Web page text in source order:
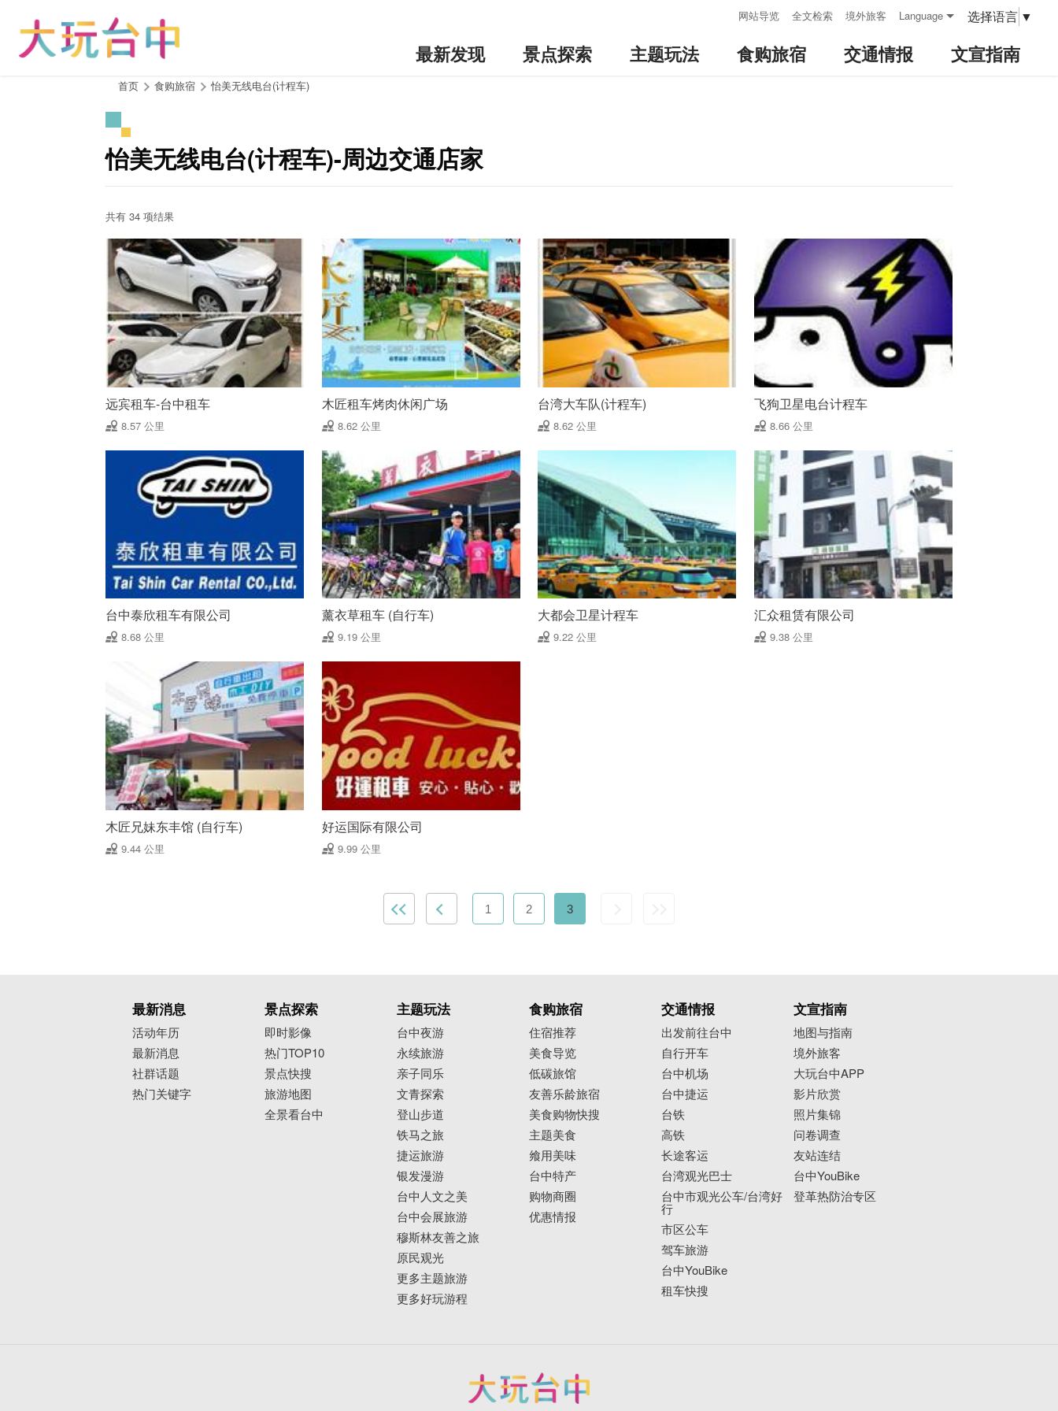
网站导览 全文检索 境外旅客 Language 选择语言 ▼
最新发现 景点探索 主题玩法 食购旅宿 交通情报 文宣指南
首页 食购旅宿 怡美无线电台(计程车)
怡美无线电台(计程车)-周边交通店家
共有 34 项结果
远宾租车-台中租车
8.57 公里
木匠租车烤肉休闲广场
8.62 公里
台湾大车队(计程车)
8.62 公里
飞狗卫星电台计程车
8.66 公里
台中泰欣租车有限公司
8.68 公里
薰衣草租车 (自行车)
9.19 公里
大都会卫星计程车
9.22 公里
汇众租赁有限公司
9.38 公里
木匠兄妹东丰馆 (自行车)
9.44 公里
好运国际有限公司
9.99 公里
1 2 3
最新消息
活动年历
最新消息
社群话题
热门关键字
景点探索
即时影像
热门TOP10
景点快搜
旅游地图
全景看台中
主题玩法
台中夜游
永续旅游
亲子同乐
文青探索
登山步道
铁马之旅
捷运旅游
银发漫游
台中人文之美
台中会展旅游
穆斯林友善之旅
原民观光
更多主题旅游
更多好玩游程
食购旅宿
住宿推荐
美食导览
低碳旅馆
友善乐龄旅宿
美食购物快搜
主题美食
飨用美味
台中特产
购物商圈
优惠情报
交通情报
出发前往台中
自行开车
台中机场
台中捷运
台铁
高铁
长途客运
台湾观光巴士
台中市观光公车/台湾好
行
市区公车
驾车旅游
台中YouBike
租车快搜
文宣指南
地图与指南
境外旅客
大玩台中APP
影片欣赏
照片集锦
问卷调查
友站连结
台中YouBike
登革热防治专区